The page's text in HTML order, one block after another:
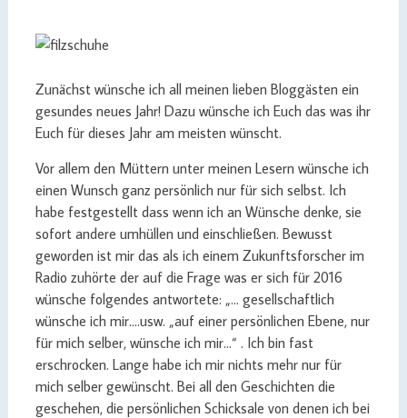
Zunächst wünsche ich all meinen lieben Bloggästen ein
gesundes neues Jahr! Dazu wünsche ich Euch das was ihr
Euch für dieses Jahr am meisten wünscht.
Vor allem den Müttern unter meinen Lesern wünsche ich
einen Wunsch ganz persönlich nur für sich selbst. Ich
habe festgestellt dass wenn ich an Wünsche denke, sie
sofort andere umhüllen und einschließen. Bewusst
geworden ist mir das als ich einem Zukunftsforscher im
Radio zuhörte der auf die Frage was er sich für 2016
wünsche folgendes antwortete: „… gesellschaftlich
wünsche ich mir….usw. „auf einer persönlichen Ebene, nur
für mich selber, wünsche ich mir…“ . Ich bin fast
erschrocken. Lange habe ich mir nichts mehr nur für
mich selber gewünscht. Bei all den Geschichten die
geschehen, die persönlichen Schicksale von denen ich bei